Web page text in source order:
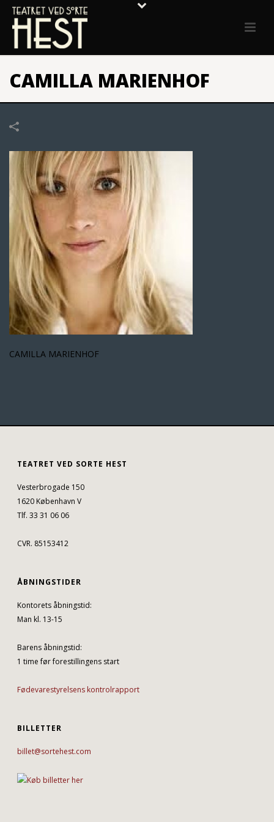
CAMILLA MARIENHOF
CAMILLA MARIENHOF
TEATRET VED SORTE HEST
Vesterbrogade 150
1620 København V
Tlf. 33 31 06 06
CVR. 85153412
ÅBNINGSTIDER
Kontorets åbningstid:
Man kl. 13-15
Barens åbningstid:
1 time før forestillingens start
Fødevarestyrelsens kontrolrapport
BILLETTER
billet@sortehest.com